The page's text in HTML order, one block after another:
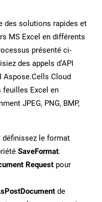
des solutions rapides et
MS Excel en différents
présenté ci-
des appels d’API
Aspose.Cells Cloud
feuilles Excel en
JPEG, PNG, BMP,
définissez le format
SaveFormat.
Request pour
de